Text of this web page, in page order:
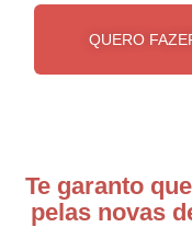
QUERO
Te garanto
pelas novas